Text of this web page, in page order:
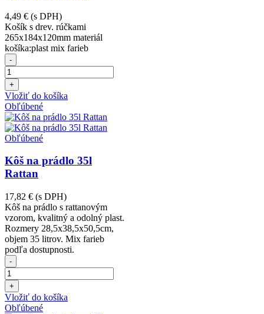
4,49 € (s DPH)
Košík s drev. rúčkami
265x184x120mm materiál
košíka:plast mix farieb
-
+
Vložiť do košíka
Obľúbené
Obľúbené
Kôš na prádlo 35l
Rattan
17,82 € (s DPH)
Kôš na prádlo s rattanovým
vzorom, kvalitný a odolný plast.
Rozmery 28,5x38,5x50,5cm,
objem 35 litrov. Mix farieb
podľa dostupnosti.
-
+
Vložiť do košíka
Obľúbené